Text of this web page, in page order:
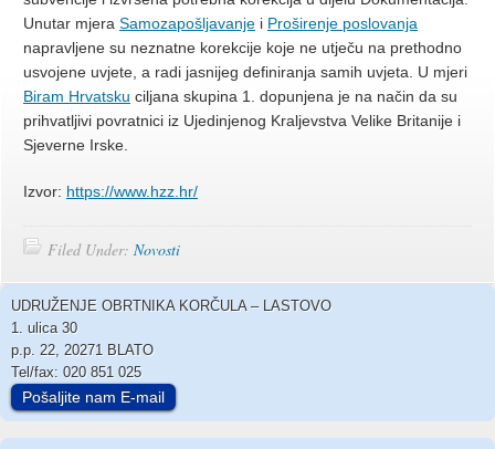
Unutar mjera Samozapošljavanje i Proširenje poslovanja
napravljene su neznatne korekcije koje ne utječu na prethodno
usvojene uvjete, a radi jasnijeg definiranja samih uvjeta. U mjeri
Biram Hrvatsku ciljana skupina 1. dopunjena je na način da su
prihvatljivi povratnici iz Ujedinjenog Kraljevstva Velike Britanije i
Sjeverne Irske.
Izvor: https://www.hzz.hr/
Filed Under: Novosti
UDRUŽENJE OBRTNIKA KORČULA – LASTOVO
1. ulica 30
p.p. 22, 20271 BLATO
Tel/fax: 020 851 025
Pošaljite nam E-mail